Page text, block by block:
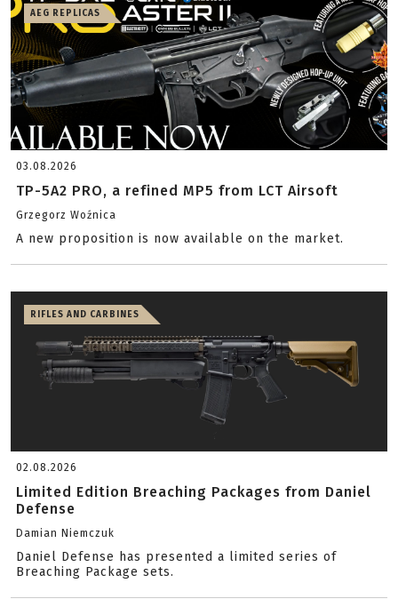
AEG REPLICAS
03.08.2026
TP-5A2 PRO, a refined MP5 from LCT Airsoft
Grzegorz Woźnica
A new proposition is now available on the market.
RIFLES AND CARBINES
02.08.2026
Limited Edition Breaching Packages from Daniel
Defense
Damian Niemczuk
Daniel Defense has presented a limited series of
Breaching Package sets.